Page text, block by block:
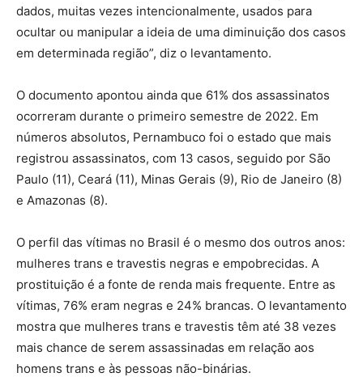
dados, muitas vezes intencionalmente, usados para
ocultar ou manipular a ideia de uma diminuição dos casos
em determinada região”, diz o levantamento.
O documento apontou ainda que 61% dos assassinatos
ocorreram durante o primeiro semestre de 2022. Em
números absolutos, Pernambuco foi o estado que mais
registrou assassinatos, com 13 casos, seguido por São
Paulo (11), Ceará (11), Minas Gerais (9), Rio de Janeiro (8)
e Amazonas (8).
O perfil das vítimas no Brasil é o mesmo dos outros anos:
mulheres trans e travestis negras e empobrecidas. A
prostituição é a fonte de renda mais frequente. Entre as
vítimas, 76% eram negras e 24% brancas. O levantamento
mostra que mulheres trans e travestis têm até 38 vezes
mais chance de serem assassinadas em relação aos
homens trans e às pessoas não-binárias.